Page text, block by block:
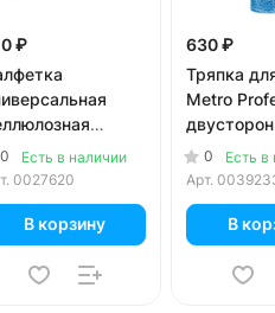
₽
Сундук
3шт
0
Есть в наличии
0027620
В корзину
630 ₽
Тряпка
Metro
60 см
0
Есть в
Арт.
В